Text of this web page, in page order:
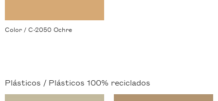
Color / C-2050 Ochre
Plásticos / Plásticos 100% reciclados